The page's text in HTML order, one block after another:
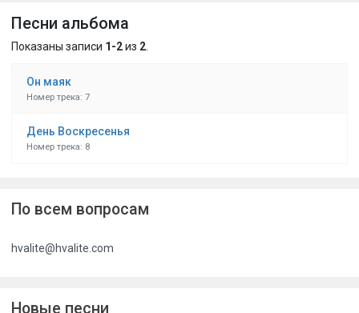
Песни альбома
Показаны записи 1-2из 2
Он маяк
Номер трека: 7
День Воскресенья
Номер трека: 8
По всем вопросам
hvalite@hvalite.com
Новые песни